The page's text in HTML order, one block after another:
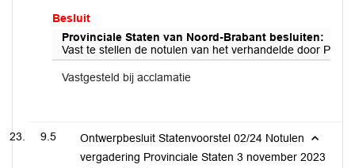
Besluit
Provinciale Staten van Noord-Brabant besluiten:
Vast te stellen de notulen van het verhandelde door
Vastgesteld bij acclamatie
9.5
Ontwerpbesluit Statenvoorstel 02/24 Notulen
vergadering Provinciale Staten 3 november 2023